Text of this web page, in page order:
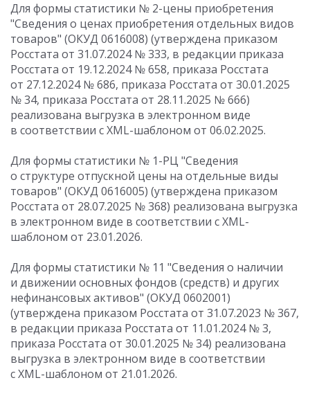
Для формы статистики № 2-цены приобретения
"Сведения о ценах приобретения отдельных видов
товаров" (ОКУД 0616008) (утверждена приказом
Росстата от 31.07.2024 № 333, в редакции приказа
Росстата от 19.12.2024 № 658, приказа Росстата
от 27.12.2024 № 686, приказа Росстата от 30.01.2025
№ 34, приказа Росстата от 28.11.2025 № 666)
реализована выгрузка в электронном виде
в соответствии с XML-шаблоном от 06.02.2025.
Для формы статистики № 1-РЦ "Сведения
о структуре отпускной цены на отдельные виды
товаров" (ОКУД 0616005) (утверждена приказом
Росстата от 28.07.2025 № 368) реализована выгрузка
в электронном виде в соответствии с XML-
шаблоном от 23.01.2026.
Для формы статистики № 11 "Сведения о наличии
и движении основных фондов (средств) и других
нефинансовых активов" (ОКУД 0602001)
(утверждена приказом Росстата от 31.07.2023 № 367,
в редакции приказа Росстата от 11.01.2024 № 3,
приказа Росстата от 30.01.2025 № 34) реализована
выгрузка в электронном виде в соответствии
с XML-шаблоном от 21.01.2026.